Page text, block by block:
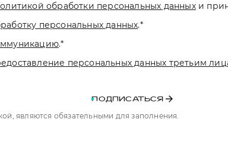
обработки персональных данных и
персональных данных.*
.*
персональных данных третьим
ПОДПИСАТЬСЯ
являются обязательными для заполнения.